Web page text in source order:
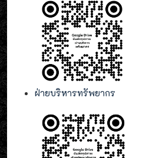
ฝ่ายบริหารทรัพยากร